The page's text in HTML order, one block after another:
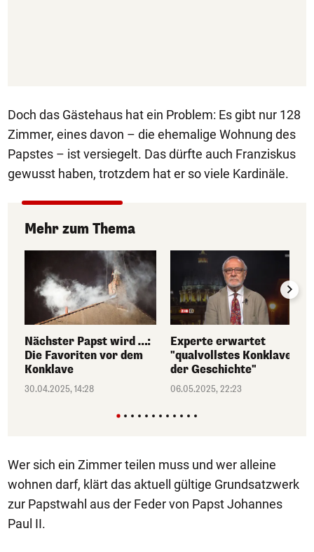
Doch das Gästehaus hat ein Problem: Es gibt nur 128
Zimmer, eines davon – die ehemalige Wohnung des
Papstes – ist versiegelt. Das dürfte auch Franziskus
gewusst haben, trotzdem hat er so viele Kardinäle.
Mehr zum Thema
Nächster Papst wird …:
Die Favoriten vor dem
Konklave
30.04.2025, 14:28
Experte erwartet
"qualvollstes Konklave
der Geschichte"
06.05.2025, 22:23
Wer sich ein Zimmer teilen muss und wer alleine
wohnen darf, klärt das aktuell gültige Grundsatzwerk
zur Papstwahl aus der Feder von Papst Johannes
Paul II.